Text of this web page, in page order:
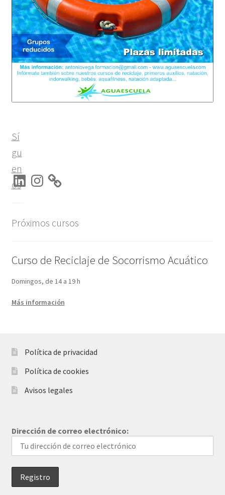
Sí
gu
en
os
LinkedInInstagram
Próximos cursos
Curso de Reciclaje de Socorrismo Acuático
Domingos, de 14 a 19 h
Más información
Política de privacidad
Política de cookies
Avisos legales
Dirección de correo electrónico: